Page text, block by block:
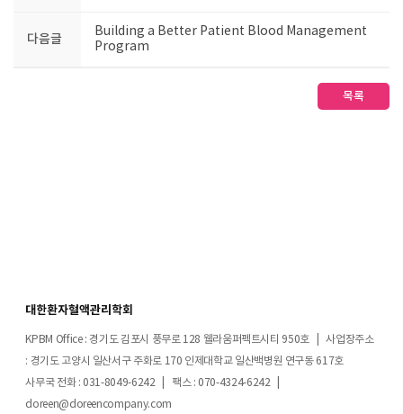
다음글
Building a Better Patient Blood Management
Program
목록
대한환자혈액관리학회
KPBM Office : 경기도 김포시 풍무로 128 웰라움퍼펙트시티 950호 | 사업장주소
: 경기도 고양시 일산서구 주화로 170 인제대학교 일산백병원 연구동 617호
사무국 전화 : 031-8049-6242 | 팩스 : 070-4324-6242 |
doreen@doreencompany.com